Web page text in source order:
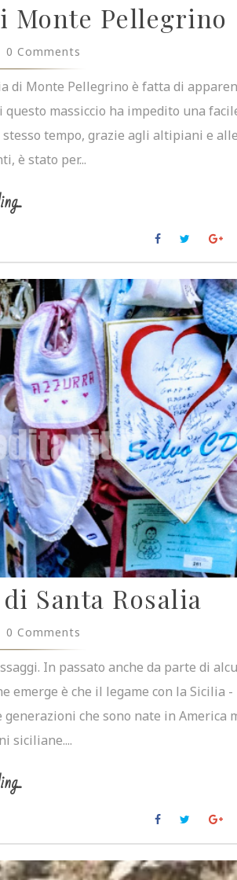
Pellegrino
0 Comments
di Monte Pellegrino è fatta di
massiccio ha impedito una
tempo, grazie agli altipiani e alle
è stato per...
Santa Rosalia
0 Comments
In passato anche da parte di
emerge è che il legame con la Sicilia -
che sono nate in America
siciliane....